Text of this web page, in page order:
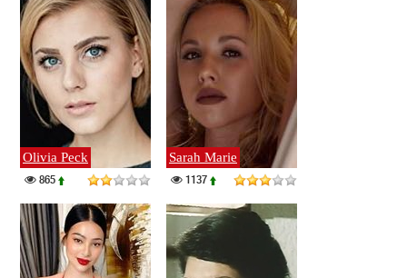
Olivia Peck
865
Sarah Marie
1137